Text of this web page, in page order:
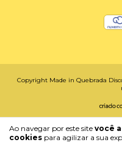
Ao navegar por este site você
cookies para agilizar a sua
Copyright Made in Quebrada